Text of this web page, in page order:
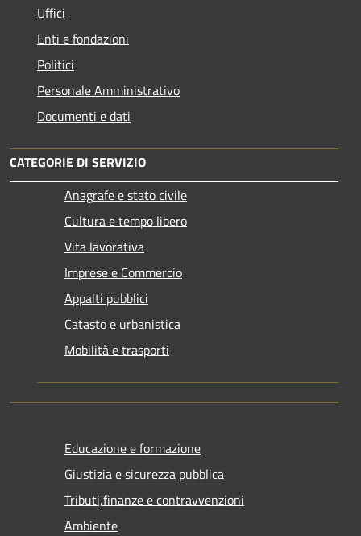
Uffici
Enti e fondazioni
Politici
Personale Amministrativo
Documenti e dati
CATEGORIE DI SERVIZIO
Anagrafe e stato civile
Cultura e tempo libero
Vita lavorativa
Imprese e Commercio
Appalti pubblici
Catasto e urbanistica
Mobilità e trasporti
Educazione e formazione
Giustizia e sicurezza pubblica
Tributi,finanze e contravvenzioni
Ambiente